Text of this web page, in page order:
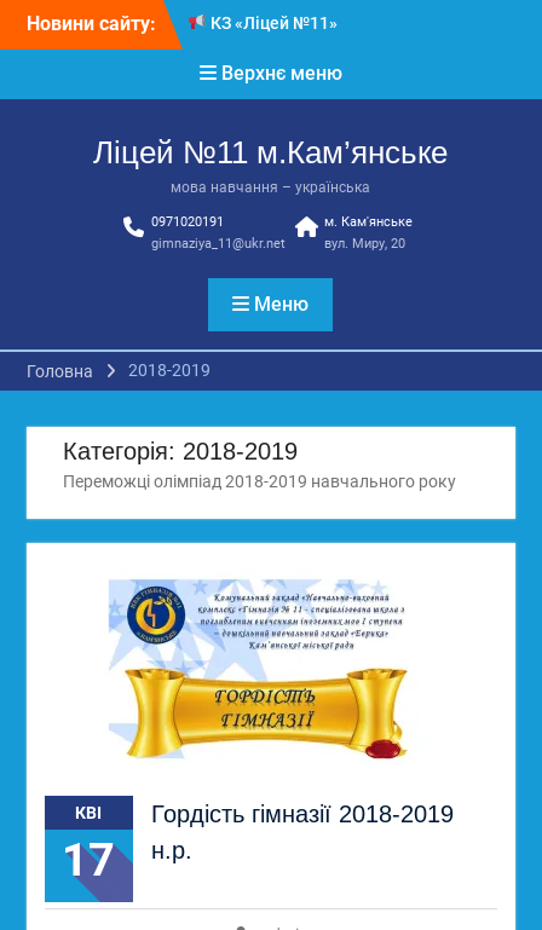
Новини сайту:
КЗ «Ліцей №11»
команди!
3 страхи, які найчастіше
виїхати з окупації
боротьби з дитячою
працею
Вступ з ТОТ до
українських закладів
освіти: міф чи правда?
Перевірте свої знання!
Верхнє меню
Ліцей №11 м.Кам’янське
мова навчання – українська
0971020191
gimnaziya_11@ukr.net
м. Кам'янське
вул. Миру, 20
Меню
Головна 2018-2019
Категорія: 2018-2019
Переможці олімпіад 2018-2019 навчального року
КВІ
17
Гордість гімназії 2018-2019
н.р.